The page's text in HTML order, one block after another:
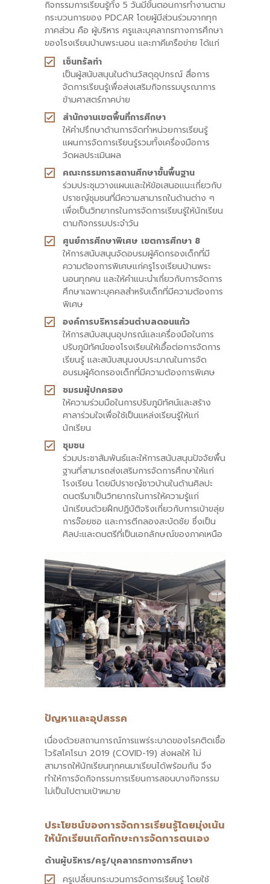
กิจกรรมการเรียนรู้ทั้ง 5 วันมีขั้นตอนการทำงานตาม
กระบวนการของ PDCAR โดยผู้มีส่วนร่วมจากทุก
ภาคส่วน คือ ผู้บริหาร ครูและบุคลากรทางการศึกษา
ของโรงเรียนบ้านพระนอน และภาคีเครือข่าย ได้แก่
เซ็นทรัลทำ
เป็นผู้สนับสนุนในด้านวัสดุอุปกรณ์ สื่อการ
จัดการเรียนรู้เพื่อส่งเสริมกิจกรรมบูรณาการ
ข้ามศาสตร์ภาคบ่าย
สำนักงานเขตพื้นที่การศึกษา
ให้คำปรึกษาด้านการจัดทำหน่วยการเรียนรู้
แผนการจัดการเรียนรู้รวมทั้งเครื่องมือการ
วัดผลประเมินผล
คณะกรรมการสถานศึกษาขั้นพื้นฐาน
ร่วมประชุมวางแผนและให้ข้อเสนอแนะเกี่ยวกับ
ปราชญ์ชุมชนที่มีความสามารถในด้านต่าง ๆ
เพื่อเป็นวิทยากรในการจัดการเรียนรู้ให้นักเรียน
ตามกิจกรรมประจำวัน
ศูนย์การศึกษาพิเศษ เขตการศึกษา 8
ให้การสนับสนุนจัดอบรมผู้คัดกรองเด็กที่มี
ความต้องการพิเศษแก่ครูโรงเรียนบ้านพระ
นอนทุกคน และให้คำแนะนำเกี่ยวกับการจัดการ
ศึกษาเฉพาะบุคคลสำหรับเด็กที่มีความต้องการ
พิเศษ
องค์การบริหารส่วนตำบลดอนแก้ว
ให้การสนับสนุนอุปกรณ์และเครื่องมือในการ
ปรับภูมิทัศน์ของโรงเรียนให้เอื้อต่อการจัดการ
เรียนรู้ และสนับสนุนงบประมาณในการจัด
อบรมผู้คัดกรองเด็กที่มีความต้องการพิเศษ
ชมรมผู้ปกครอง
ให้ความร่วมมือในการปรับภูมิทัศน์และสร้าง
ศาลาร่วมใจเพื่อใช้เป็นแหล่งเรียนรู้ให้แก่
นักเรียน
ชุมชน
ร่วมประชาสัมพันธ์และให้การสนับสนุนปัจจัยพื้น
ฐานที่สามารถส่งเสริมการจัดการศึกษาให้แก่
โรงเรียน โดยมีปราชญ์ชาวบ้านในด้านศิลปะ
ดนตรีมาเป็นวิทยากรในการให้ความรู้แก่
นักเรียนด้วยฝึกปฏิบัติจริงเกี่ยวกับการเป่าขลุ่ย
การจ๊อยซอ และการตีกลองสะบัดชัย ซึ่งเป็น
ศิลปะและดนตรีที่เป็นเอกลักษณ์ของภาคเหนือ
ปัญหาและอุปสรรค
เนื่องด้วยสถานการณ์การแพร่ระบาดของโรคติดเชื้อ
ไวรัสโคโรนา 2019 (COVID-19) ส่งผลให้ ไม่
สามารถให้นักเรียนทุกคนมาเรียนได้พร้อมกัน จึง
ทำให้การจัดกิจกรรมการเรียนการสอนบางกิจกรรม
ไม่เป็นไปตามเป้าหมาย
ประโยชน์ของการจัดการเรียนรู้โดยมุ่งเน้น
ให้นักเรียนเกิดทักษะการจัดการตนเอง
ด้านผู้บริหาร/ครู/บุคลากรทางการศึกษา
ครูเปลี่ยนกระบวนการจัดการเรียนรู้ โดยใช้